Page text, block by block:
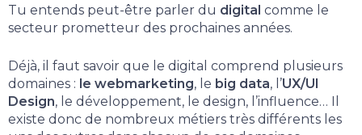
Tu entends peut-être parler du digital comme le
secteur prometteur des prochaines années.
Déjà, il faut savoir que le digital comprend plusieurs
domaines : le webmarketing, le big data, l’UX/UI
Design, le développement, le design, l’influence… Il
existe donc de nombreux métiers très différents les